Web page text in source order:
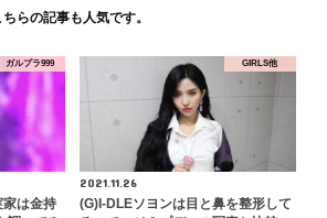
ちらの記事も人気です。
ガルプラ999
家は金持
GIRLS他
2021.11.26
(G)I-DLEソヨンは目と鼻を整形して